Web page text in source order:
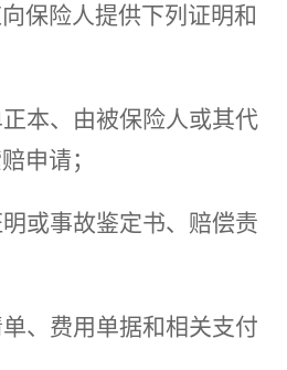
保险人提供下列证明和
正本、由被保险人或其代
申请；
明或事故鉴定书、赔偿责
单、费用单据和相关支付